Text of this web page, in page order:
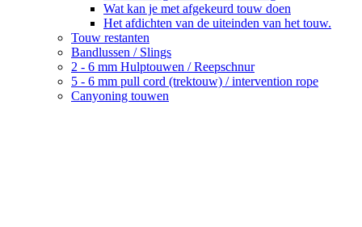
Wat kan je met afgekeurd touw doen
Het afdichten van de uiteinden van het touw.
Touw restanten
Bandlussen / Slings
2 - 6 mm Hulptouwen / Reepschnur
5 - 6 mm pull cord (trektouw) / intervention rope
Canyoning touwen